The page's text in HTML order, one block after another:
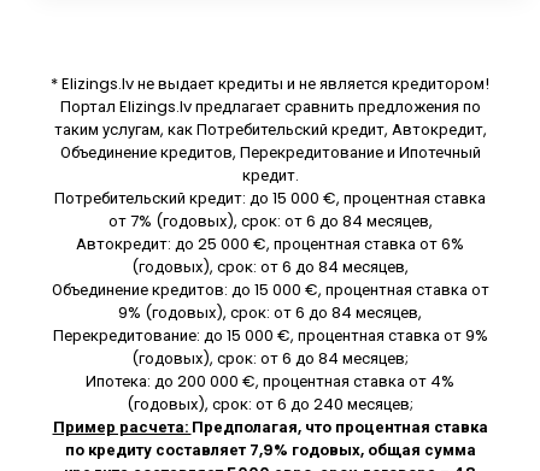
* Elizings.lv не выдает кредиты и не является кредитором!
Портал Elizings.lv предлагает сравнить предложения по
таким услугам, как Потребительский кредит, Автокредит,
Объединение кредитов, Перекредитование и Ипотечный
кредит.
Потребительский кредит: до 15 000 €, процентная ставка
от 7% (годовых), срок: от 6 до 84 месяцев,
Автокредит: до 25 000 €, процентная ставка от 6%
(годовых), срок: от 6 до 84 месяцев,
Объединение кредитов: до 15 000 €, процентная ставка от
9% (годовых), срок: от 6 до 84 месяцев,
Перекредитование: до 15 000 €, процентная ставка от 9%
(годовых), срок: от 6 до 84 месяцев;
Ипотека: до 200 000 €, процентная ставка от 4%
(годовых), срок: от 6 до 240 месяцев;
Пример расчета: Предполагая, что процентная ставка
по кредиту составляет 7,9% годовых, общая сумма